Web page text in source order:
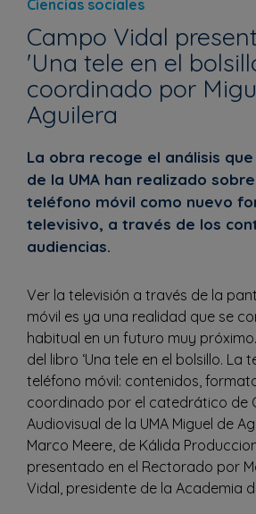
Ciencias sociales
Campo Vidal
'Una tele en el
coordinado por
Aguilera
La obra recoge el análisis
de la UMA han realizado
teléfono móvil como nuevo
televisivo, a través de los
audiencias.
Ver la televisión a través de la
móvil es ya una realidad que se
habitual en un futuro muy
del libro ‘Una tele en el bolsillo. La
teléfono móvil: contenidos,
coordinado por el catedrático de
Audiovisual de la UMA Miguel de
Marco Meere, de Kálida
presentado en el Rectorado por
Vidal, presidente de la Academia